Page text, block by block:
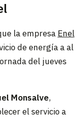
la empresa Enel
de energía a al
del jueves
Monsalve,
el servicio a